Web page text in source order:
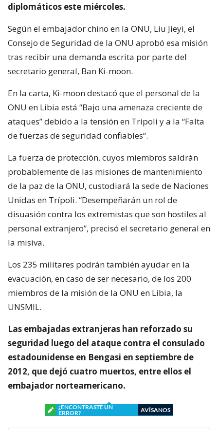
diplomáticos este miércoles.
Según el embajador chino en la ONU, Liu Jieyi, el
Consejo de Seguridad de la ONU aprobó esa misión
tras recibir una demanda escrita por parte del
secretario general, Ban Ki-moon.
En la carta, Ki-moon destacó que el personal de la
ONU en Libia está “Bajo una amenaza creciente de
ataques” debido a la tensión en Trípoli y a la “Falta
de fuerzas de seguridad confiables”.
La fuerza de protección, cuyos miembros saldrán
probablemente de las misiones de mantenimiento
de la paz de la ONU, custodiará la sede de Naciones
Unidas en Trípoli. “Desempeñarán un rol de
disuasión contra los extremistas que son hostiles al
personal extranjero”, precisó el secretario general en
la misiva.
Los 235 militares podrán también ayudar en la
evacuación, en caso de ser necesario, de los 200
miembros de la misión de la ONU en Libia, la
UNSMIL.
Las embajadas extranjeras han reforzado su
seguridad luego del ataque contra el consulado
estadounidense en Bengasi en septiembre de
2012, que dejó cuatro muertos, entre ellos el
embajador norteamericano.
¿ENCONTRASTE UN
ERROR?
AVÍSANOS